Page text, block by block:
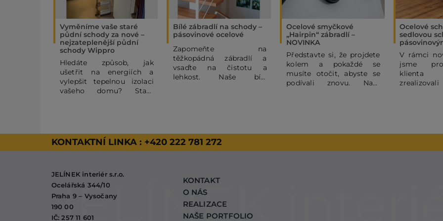
Vyměníme vaše staré
půdní schody za nové –
nejzateplenější půdní
schody Wippro
Hledáte způsob, jak
ušetřit na energiích a
vylepšit tepelnou izolaci
vašeho domu? Staré
vyplatí dopřát Vašemu
domovu nejzateplenější
výměna, kterou také
nabízíme.
Bílé zábradlí na schody –
pásovinové ocelové
Zapomeňte na
těžkopádná zábradlí a
vsaďte na čistotu a
lehkost. Naše bílé
vzhled. Kombinace bílé
RAL a dřeva je vždy
zaručeným úspěchem, a
hřejivý a přírodní dotek.
Ocelové smyčkové
„Hairpin“ zábradlí –
NOVINKA
Představte si, že projdete
kolem a pokaždé se
musíte otočit, abyste se
podívali znovu. Naše
Ocelové
sedlovou
V rámci
jsme
klienta
které byly
KONTAKTNÍ LINKA : +420 222 781 272
JELÍNEK interiér s.r.o.
Ocelářská 344/10
Praha 9 – Vysočany
190 00
IČ: 257 11 601
KONTAKT
O NÁS
REALIZACE
NAŠE PORTFOLIO